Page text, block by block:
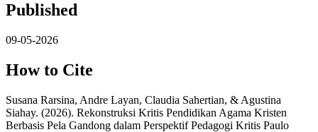
Published
09-05-2026
How to Cite
Susana Rarsina, Andre Layan, Claudia Sahertian, & Agustina
Siahay. (2026). Rekonstruksi Kritis Pendidikan Agama Kristen
Berbasis Pela Gandong dalam Perspektif Pedagogi Kritis Paulo